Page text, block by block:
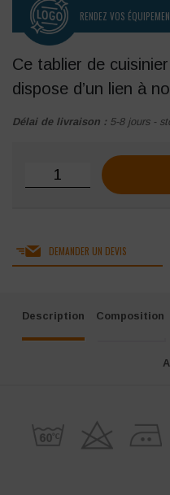
RENDEZ VOS
Ce tablier de
dispose d’un lien à
Délai de livraison : 5-8 jours -
quantité de Tablier de
DEMANDER UN DEVIS
Description Composition